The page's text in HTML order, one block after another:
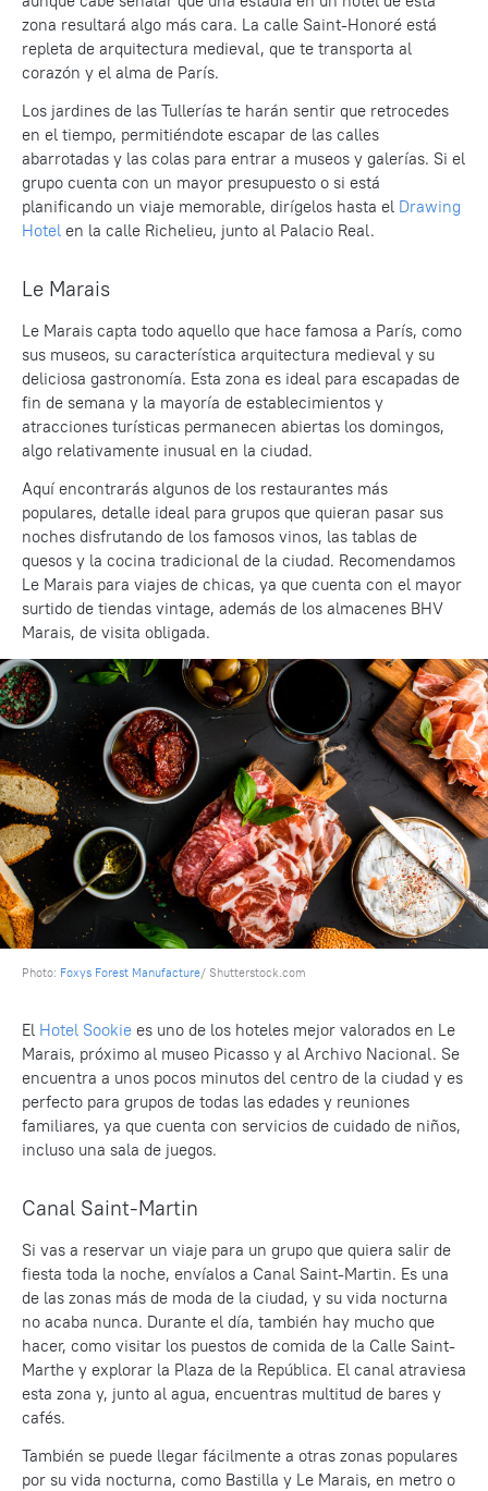
zona resultará algo más cara. La calle Saint-Honoré está
repleta de arquitectura medieval, que te transporta al
corazón y el alma de París.
Los jardines de las Tullerías te harán sentir que retrocedes
en el tiempo, permitiéndote escapar de las calles
abarrotadas y las colas para entrar a museos y galerías. Si el
grupo cuenta con un mayor presupuesto o si está
planificando un viaje memorable, dirígelos hasta el Drawing
Hotel en la calle Richelieu, junto al Palacio Real.
Le Marais
Le Marais capta todo aquello que hace famosa a París, como
sus museos, su característica arquitectura medieval y su
deliciosa gastronomía. Esta zona es ideal para escapadas de
fin de semana y la mayoría de establecimientos y
atracciones turísticas permanecen abiertas los domingos,
algo relativamente inusual en la ciudad.
Aquí encontrarás algunos de los restaurantes más
populares, detalle ideal para grupos que quieran pasar sus
noches disfrutando de los famosos vinos, las tablas de
quesos y la cocina tradicional de la ciudad. Recomendamos
Le Marais para viajes de chicas, ya que cuenta con el mayor
surtido de tiendas vintage, además de los almacenes BHV
Marais, de visita obligada.
Photo: Foxys Forest Manufacture/ Shutterstock.com
El Hotel Sookie es uno de los hoteles mejor valorados en Le
Marais, próximo al museo Picasso y al Archivo Nacional. Se
encuentra a unos pocos minutos del centro de la ciudad y es
perfecto para grupos de todas las edades y reuniones
familiares, ya que cuenta con servicios de cuidado de niños,
incluso una sala de juegos.
Canal Saint-Martin
Si vas a reservar un viaje para un grupo que quiera salir de
fiesta toda la noche, envíalos a Canal Saint-Martin. Es una
de las zonas más de moda de la ciudad, y su vida nocturna
no acaba nunca. Durante el día, también hay mucho que
hacer, como visitar los puestos de comida de la Calle Saint-
Marthe y explorar la Plaza de la República. El canal atraviesa
esta zona y, junto al agua, encuentras multitud de bares y
cafés.
También se puede llegar fácilmente a otras zonas populares
por su vida nocturna, como Bastilla y Le Marais, en metro o